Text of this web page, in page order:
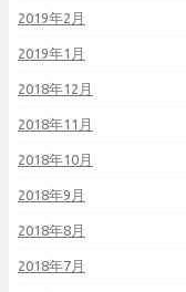
2019年2月
2019年1月
2018年12月
2018年11月
2018年10月
2018年9月
2018年8月
2018年7月